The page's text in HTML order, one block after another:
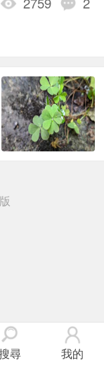
尋 我的